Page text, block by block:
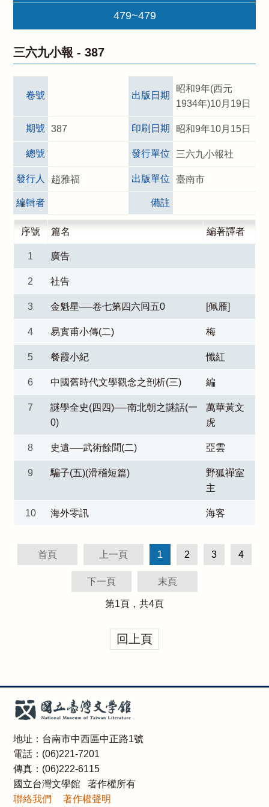
479~479
三六九小報 -387
卷號 出版日期
昭和9年(西元
1934年)10月19日
期號 387 印刷日期 昭和9年10月15日
總號 發行單位 三六九小報社
發行人 趙雅福 出版單位 臺南市
編輯者 備註
序號 篇名 編著譯者
1 廣告
2 社告
3 金魁星──卷七第四六囘五0 [佩雁]
4 易實甫小傳(二) 梅
5 餐霞小紀 懺紅
6 中國舊時代文學觀念之剖析(三) 編
7
謎學全史(四四)──南北朝之謎話(一
0)
萬華黃文
虎
8 史遺──武術餘聞(二) 亞雲
9 騙子(五)(滑稽短篇)
野狐禪室
主
10 海外零訊 海客
首頁 上一頁 1 2 3 4
下一頁 末頁
第1頁，共4頁
回上頁
地址：台南市中西區中正路1號
電話：(06)221-7201
傳真：(06)222-6115
國立台灣文學館 著作權所有
聯絡我們
著作權聲明